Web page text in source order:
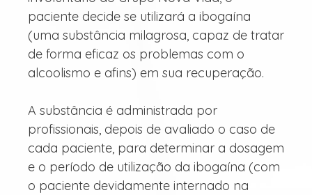
paciente decide se utilizará a ibogaína
(uma substância milagrosa, capaz de tratar
de forma eficaz os problemas com o
alcoolismo e afins) em sua recuperação.
A substância é administrada por
profissionais, depois de avaliado o caso de
cada paciente, para determinar a dosagem
e o período de utilização da ibogaína (com
o paciente devidamente internado na